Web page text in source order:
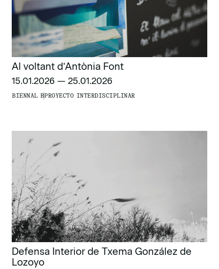
Al voltant d’Antònia Font
15.01.2026 — 25.01.2026
BIENNAL BPROYECTO INTERDISCIPLINAR
Defensa Interior de Txema González de
Lozoyo